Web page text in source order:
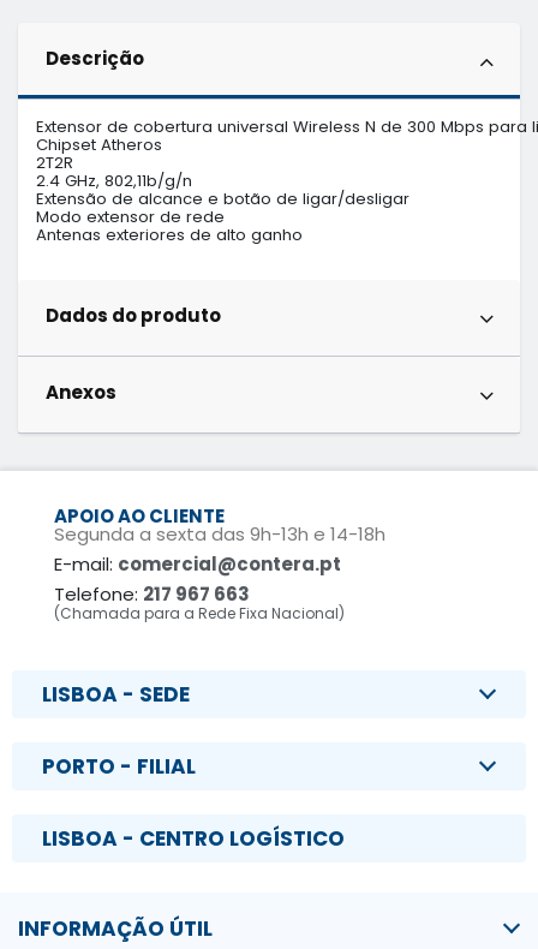
Descrição
Extensor de cobertura universal Wireless N de 300 Mbps
Chipset Atheros
2T2R
2.4 GHz, 802,11b/g/n
Extensão de alcance e botão de ligar/desligar
Modo extensor de rede
Antenas exteriores de alto ganho
Dados do produto
Anexos
APOIO AO CLIENTE
Segunda a sexta das 9h-13h e 14-18h
E-mail: comercial@contera.pt
Telefone: 217 967 663
(Chamada para a Rede Fixa Nacional)
LISBOA - SEDE
PORTO - FILIAL
LISBOA - CENTRO LOGÍSTICO
INFORMAÇÃO ÚTIL